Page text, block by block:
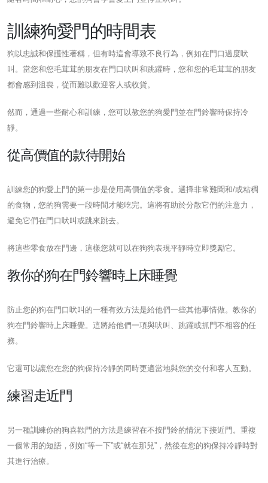
訓練狗愛門的時間表
狗以忠誠和保護性著稱，但有時這會導致不良行為，例如在門口過度吠
叫。當您和您毛茸茸的朋友在門口吠叫和跳躍時，您和您的毛茸茸的朋友
都會感到沮喪，從而難以歡迎客人或收貨。
然而，通過一些耐心和訓練，您可以教您的狗愛門並在門鈴響時保持冷
靜。
從高價值的款待開始
訓練您的狗愛上門的第一步是使用高價值的零食。選擇非常難聞和/或粘稠
的食物，您的狗需要一段時間才能吃完。這將有助於分散它們的注意力，
避免它們在門口吠叫或跳來跳去。
將這些零食放在門邊，這樣您就可以在狗狗表現平靜時立即獎勵它。
教你的狗在門鈴響時上床睡覺
防止您的狗在門口吠叫的一種有效方法是給他們一些其他事情做。教你的
狗在門鈴響時上床睡覺。這將給他們一項與吠叫、跳躍或抓門不相容的任
務。
它還可以讓您在您的狗保持冷靜的同時更適當地與您的交付和客人互動。
練習走近門
另一種訓練你的狗喜歡門的方法是練習在不按門鈴的情況下接近門。重複
一個常用的短語，例如“等一下”或“就在那兒”，然後在您的狗保持冷靜時對
其進行治療。